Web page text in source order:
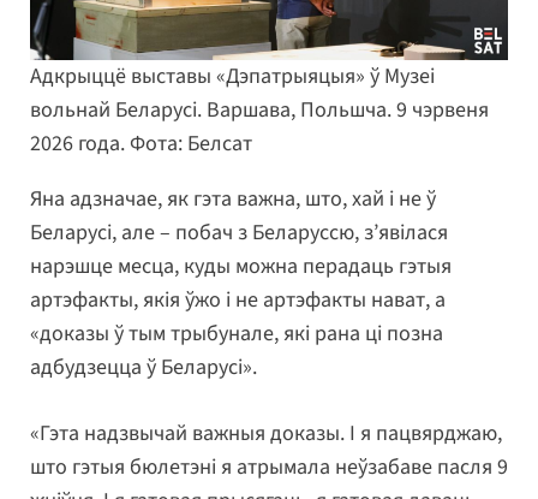
Адкрыццё выставы «Дэпатрыяцыя» ў Музеі
вольнай Беларусі. Варшава, Польшча. 9 чэрвеня
2026 года. Фота: Белсат
Яна адзначае, як гэта важна, што, хай і не ў
Беларусі, але – побач з Беларуссю, з’явілася
нарэшце месца, куды можна перадаць гэтыя
артэфакты, якія ўжо і не артэфакты нават, а
«доказы ў тым трыбунале, які рана ці позна
адбудзецца ў Беларусі».
«Гэта надзвычай важныя доказы. І я пацвярджаю,
што гэтыя бюлетэні я атрымала неўзабаве пасля 9